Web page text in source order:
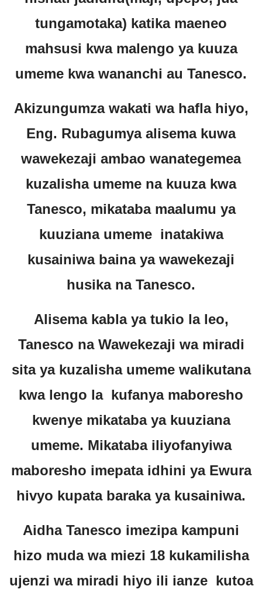
tungamotaka) katika maeneo
mahsusi kwa malengo ya kuuza
umeme kwa wananchi au Tanesco.
Akizungumza wakati wa hafla hiyo,
Eng. Rubagumya alisema kuwa
wawekezaji ambao wanategemea
kuzalisha umeme na kuuza kwa
Tanesco, mikataba maalumu ya
kuuziana umeme inatakiwa
kusainiwa baina ya wawekezaji
husika na Tanesco.
Alisema kabla ya tukio la leo,
Tanesco na Wawekezaji wa miradi
sita ya kuzalisha umeme walikutana
kwa lengo la kufanya maboresho
kwenye mikataba ya kuuziana
umeme. Mikataba iliyofanyiwa
maboresho imepata idhini ya Ewura
hivyo kupata baraka ya kusainiwa.
Aidha Tanesco imezipa kampuni
hizo muda wa miezi 18 kukamilisha
ujenzi wa miradi hiyo ili ianze kutoa